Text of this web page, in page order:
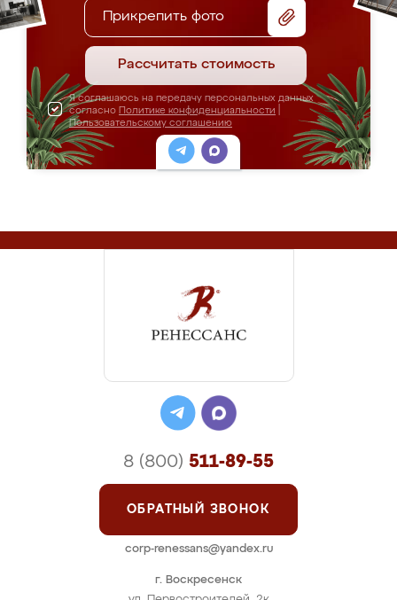
Прикрепить фото
Рассчитать стоимость
Я соглашаюсь на передачу персональных данных
согласно Политике конфиденциальности
Пользовательскому соглашению
г. Воскресенск
8 (800) 511-89-55
ОБРАТНЫЙ ЗВОНОК
corp-renessans@yandex.ru